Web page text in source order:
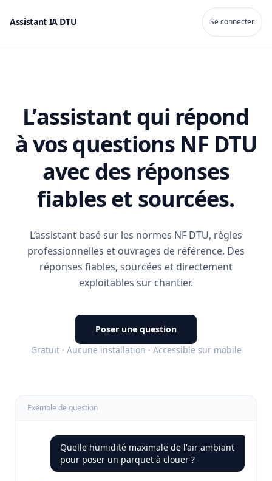
Assistant IA DTU Se connecter
L’assistant qui répond
à vos questions NF DTU
avec des réponses
fiables et sourcées.
L’assistant basé sur les normes NF DTU, règles
professionnelles et ouvrages de référence. Des
réponses fiables, sourcées et directement
exploitables sur chantier.
Poser une question
Gratuit · Aucune installation · Accessible sur mobile
Exemple de question
Quelle humidité maximale de l'air ambiant
pour poser un parquet à clouer ?